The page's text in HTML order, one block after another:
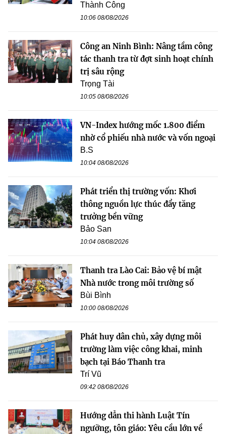
Thành Công
10:06 08/08/2026
Công an Ninh Bình: Nâng tầm công
tác thanh tra từ đợt sinh hoạt chính
trị sâu rộng
Trọng Tài
10:05 08/08/2026
VN-Index hướng mốc 1.800 điểm
nhờ cổ phiếu nhà nước và vốn ngoại
B.S
10:04 08/08/2026
Phát triển thị trường vốn: Khơi
thông nguồn lực thúc đẩy tăng
trưởng bền vững
Bảo San
10:04 08/08/2026
Thanh tra Lào Cai: Bảo vệ bí mật
Nhà nước trong môi trường số
Bùi Bình
10:00 08/08/2026
Phát huy dân chủ, xây dựng môi
trường làm việc công khai, minh
bạch tại Báo Thanh tra
Trí Vũ
09:42 08/08/2026
Hướng dẫn thi hành Luật Tín
ngưỡng, tôn giáo: Yêu cầu lớn về